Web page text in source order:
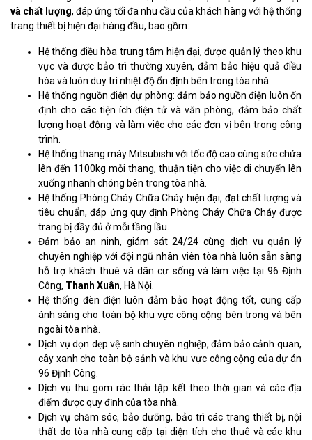
và chất lượng, đáp ứng tối đa nhu cầu của khách hàng với hệ thống
trang thiết bị hiện đại hàng đầu, bao gồm:
Hệ thống điều hòa trung tâm hiện đại, được quản lý theo khu
vực và được bảo trì thường xuyên, đảm bảo hiệu quả điều
hòa và luôn duy trì nhiệt độ ổn định bên trong tòa nhà.
Hệ thống nguồn điện dự phòng: đảm bảo nguồn điện luôn ổn
định cho các tiện ích điện tử và văn phòng, đảm bảo chất
lượng hoạt động và làm việc cho các đơn vị bên trong công
trình.
Hệ thống thang máy Mitsubishi với tốc độ cao cùng sức chứa
lên đến 1100kg mỗi thang, thuận tiện cho việc di chuyển lên
xuống nhanh chóng bên trong tòa nhà.
Hệ thống Phòng Cháy Chữa Cháy hiện đại, đạt chất lượng và
tiêu chuẩn, đáp ứng quy định Phòng Cháy Chữa Cháy được
trang bị đầy đủ ở mỗi tầng lầu.
Đảm bảo an ninh, giám sát 24/24 cùng dịch vụ quản lý
chuyên nghiệp với đội ngũ nhân viên tòa nhà luôn sẵn sàng
hỗ trợ khách thuê và dân cư sống và làm việc tại 96 Định
Công, Thanh Xuân, Hà Nội.
Hệ thống đèn điện luôn đảm bảo hoạt động tốt, cung cấp
ánh sáng cho toàn bộ khu vực công cộng bên trong và bên
ngoài tòa nhà.
Dịch vụ dọn dẹp vệ sinh chuyên nghiệp, đảm bảo cảnh quan,
cây xanh cho toàn bộ sảnh và khu vực công cộng của dự án
96 Định Công.
Dịch vụ thu gom rác thải tập kết theo thời gian và các địa
điểm được quy định của tòa nhà.
Dịch vụ chăm sóc, bảo dưỡng, bảo trì các trang thiết bị, nội
thất do tòa nhà cung cấp tại diện tích cho thuê và các khu